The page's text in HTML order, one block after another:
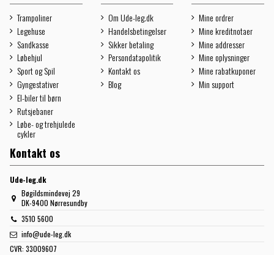
Trampoliner
Legehuse
Sandkasse
Løbehjul
Sport og Spil
Gyngestativer
El-biler til børn
Rutsjebaner
Løbe- og trehjulede
cykler
Om Ude-leg.dk
Handelsbetingelser
Sikker betaling
Persondatapolitik
Kontakt os
Blog
Mine ordrer
Mine kreditnotaer
Mine addresser
Mine oplysninger
Mine rabatkuponer
Min support
Kontakt os
Ude-leg.dk
Bøgildsmindevej 29
DK-9400 Nørresundby
3510 5600
info@ude-leg.dk
CVR: 33009607